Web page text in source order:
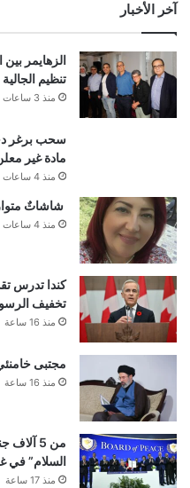
آخر الأخبار
الزهايمر
تنظيم
منذ 3 ساعات
سحب برغر
مادة غير
منذ 4 ساعات
شاشاتٌ
منذ 4 ساعات
كندا تدرس
تخفيف
منذ 16 ساعة
مجتبى
منذ 16 ساعة
السلام” في
منذ 17 ساعة